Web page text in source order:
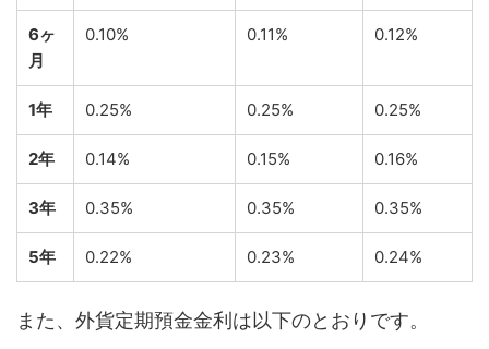
6ヶ
月
0.10% 0.11% 0.12%
1年 0.25% 0.25% 0.25%
2年 0.14% 0.15% 0.16%
3年 0.35% 0.35% 0.35%
5年 0.22% 0.23% 0.24%
また、外貨定期預金金利は以下のとおりです。